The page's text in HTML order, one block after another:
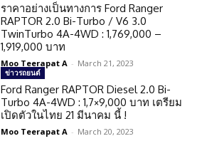
ราคาอย่างเป็นทางการ Ford Ranger
RAPTOR 2.0 Bi-Turbo / V6 3.0
TwinTurbo 4A-4WD : 1,769,000 –
1,919,000 บาท
Moo Teerapat A - March 21, 2023
ข่าวรถยนต์
Ford Ranger RAPTOR Diesel 2.0 Bi-
Turbo 4A-4WD : 1,7×9,000 บาท เตรียม
เปิดตัวในไทย 21 มีนาคม นี้ !
Moo Teerapat A - March 20, 2023